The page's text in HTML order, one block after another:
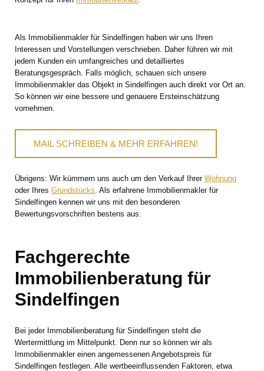
Als Immobilienmakler für Sindelfingen haben wir uns Ihren
Interessen und Vorstellungen verschrieben. Daher führen wir mit
jedem Kunden ein umfangreiches und detailliertes
Beratungsgespräch. Falls möglich, schauen sich unsere
Immobilienmakler das Objekt in Sindelfingen auch direkt vor Ort an.
So können wir eine bessere und genauere Ersteinschätzung
vornehmen.
MAIL SCHREIBEN & MEHR ERFAHREN!
Übrigens: Wir kümmern uns auch um den Verkauf Ihrer Wohnung
oder Ihres Grundstücks. Als erfahrene Immobilienmakler für
Sindelfingen kennen wir uns mit den besonderen
Bewertungsvorschriften bestens aus.
Fachgerechte
Immobilienberatung für
Sindelfingen
Bei jeder Immobilienberatung für Sindelfingen steht die
Wertermittlung im Mittelpunkt. Denn nur so können wir als
Immobilienmakler einen angemessenen Angebotspreis für
Sindelfingen festlegen. Alle wertbeeinflussenden Faktoren, etwa